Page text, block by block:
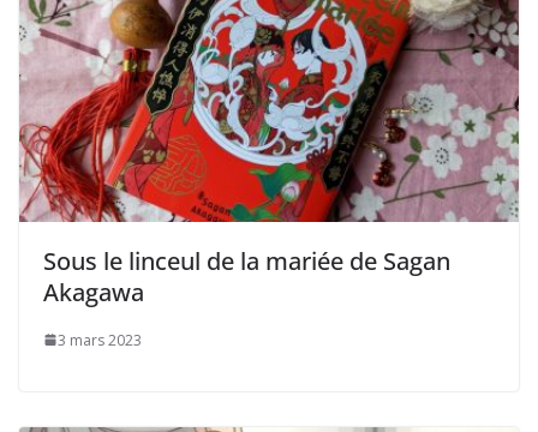
Sous le linceul de la mariée de Sagan
Akagawa
3 mars 2023